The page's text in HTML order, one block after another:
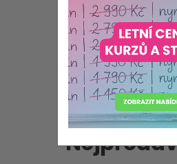
Deskové a